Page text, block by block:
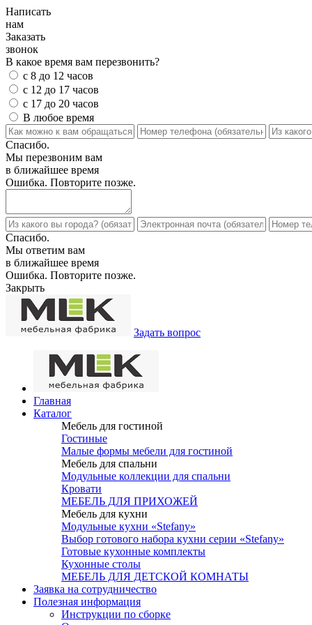
Написать
нам
Заказать
звонок
В какое время вам перезвонить?
с 8 до 12 часов
с 12 до 17 часов
с 17 до 20 часов
В любое время
Спасибо.
Мы перезвоним вам
в ближайшее время
Ошибка. Повторите позже.
Спасибо.
Мы ответим вам
в ближайшее время
Ошибка. Повторите позже.
Закрыть
Задать вопрос
Главная
Каталог
Мебель для гостиной
Гостиные
Малые формы мебели для гостиной
Мебель для спальни
Модульные коллекции для спальни
Кровати
МЕБЕЛЬ ДЛЯ ПРИХОЖЕЙ
Мебель для кухни
Модульные кухни «Stefany»
Выбор готового набора кухни серии «Stefany»
Готовые кухонные комплекты
Кухонные столы
МЕБЕЛЬ ДЛЯ ДЕТСКОЙ КОМНАТЫ
Заявка на сотрудничество
Полезная информация
Инструкции по сборке